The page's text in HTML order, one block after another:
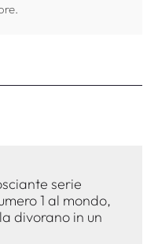
serie
1 al mondo,
divorano in un